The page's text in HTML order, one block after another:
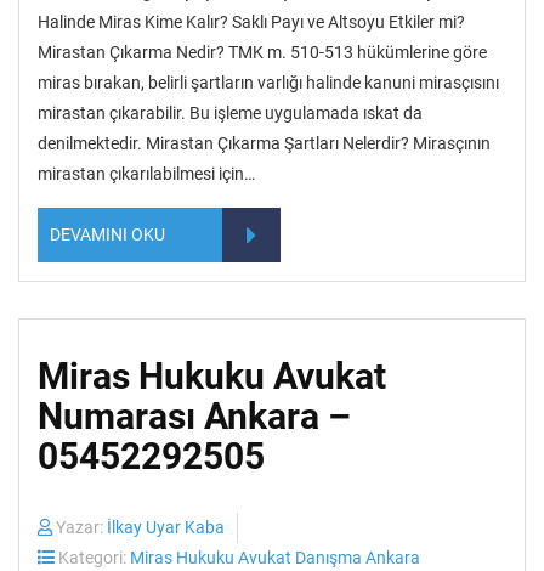
Halinde Miras Kime Kalır? Saklı Payı ve Altsoyu Etkiler mi?
Mirastan Çıkarma Nedir? TMK m. 510-513 hükümlerine göre
miras bırakan, belirli şartların varlığı halinde kanuni mirasçısını
mirastan çıkarabilir. Bu işleme uygulamada ıskat da
denilmektedir. Mirastan Çıkarma Şartları Nelerdir? Mirasçının
mirastan çıkarılabilmesi için…
DEVAMINI OKU
Miras Hukuku Avukat
Numarası Ankara –
05452292505
Yazar: İlkay Uyar Kaba
Kategori: Miras Hukuku Avukat Danışma Ankara